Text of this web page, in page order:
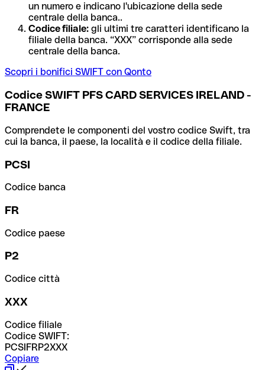
un numero e indicano l'ubicazione della sede
centrale della banca..
Codice filiale: gli ultimi tre caratteri identificano la
filiale della banca. “XXX” corrisponde alla sede
centrale della banca.
Scopri i bonifici SWIFT con Qonto
Codice SWIFT PFS CARD SERVICES IRELAND -
FRANCE
Comprendete le componenti del vostro codice Swift, tra
cui la banca, il paese, la località e il codice della filiale.
PCSI
Codice banca
FR
Codice paese
P2
Codice città
XXX
Codice filiale
Codice SWIFT:
PCSIFRP2XXX
Copiare